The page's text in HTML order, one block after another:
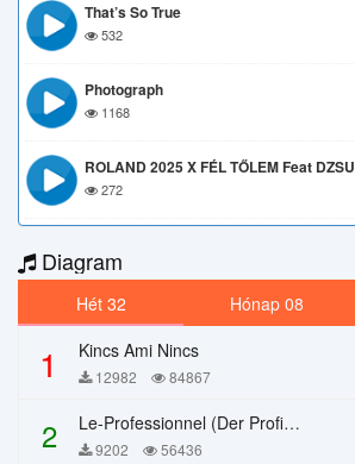
That’s So True
532
Photograph
1168
ROLAND 2025 X FÉL TŐLEM Feat DZSU
272
Diagram
Hét 32 Hónap 08
1 Kincs Ami Nincs
12982 84867
2 Le-Professionnel (Der Profi) – Chi Mai
9202 56436